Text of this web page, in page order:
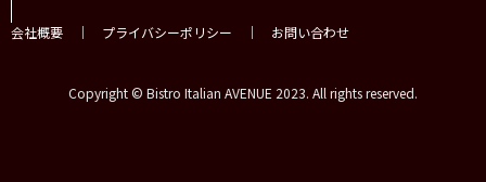
会社概要 ｜ プライバシーポリシー ｜ お問い合わせ
Copyright © Bistro Italian AVENUE 2023. All rights reserved.